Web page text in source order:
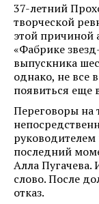
37-летний
творческой
этой причиной
«Фабрике
выпускника
однако, не все
появиться еще
Переговоры на
последний
Алла
слово. После
отказ.